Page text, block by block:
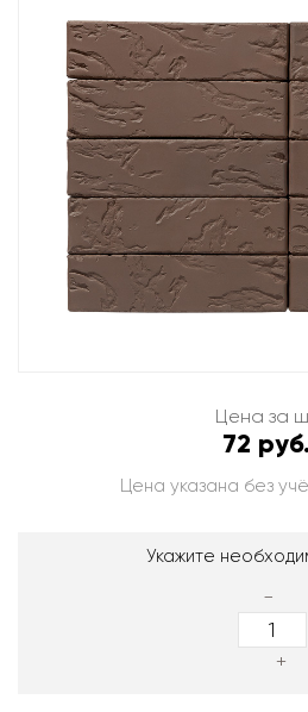
Цена за
72 руб.
Цена указана без
Укажите
-
+